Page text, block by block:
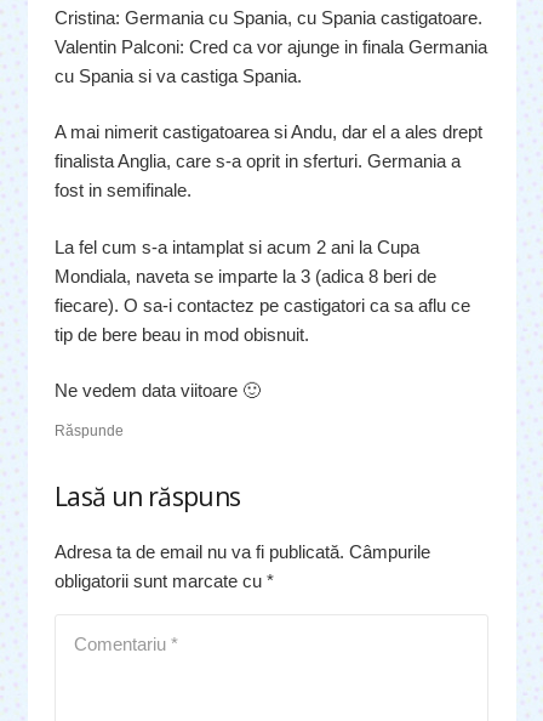
Cristina: Germania cu Spania, cu Spania castigatoare.
Valentin Palconi: Cred ca vor ajunge in finala Germania
cu Spania si va castiga Spania.
A mai nimerit castigatoarea si Andu, dar el a ales drept
finalista Anglia, care s-a oprit in sferturi. Germania a
fost in semifinale.
La fel cum s-a intamplat si acum 2 ani la Cupa
Mondiala, naveta se imparte la 3 (adica 8 beri de
fiecare). O sa-i contactez pe castigatori ca sa aflu ce
tip de bere beau in mod obisnuit.
Ne vedem data viitoare 🙂
Răspunde
Lasă un răspuns
Adresa ta de email nu va fi publicată. Câmpurile
obligatorii sunt marcate cu *